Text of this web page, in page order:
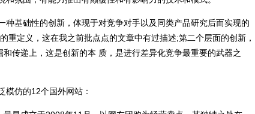
基础性的创新，体现于对竞争对手以及同类产品研究后而实现的
重定义，这在我之前批点点的文章中有过描述;第二个层面的创新，
和传递上，这是创新的本 质，是进行差异化竞争最重要的武器之
仿的12个国外网站：